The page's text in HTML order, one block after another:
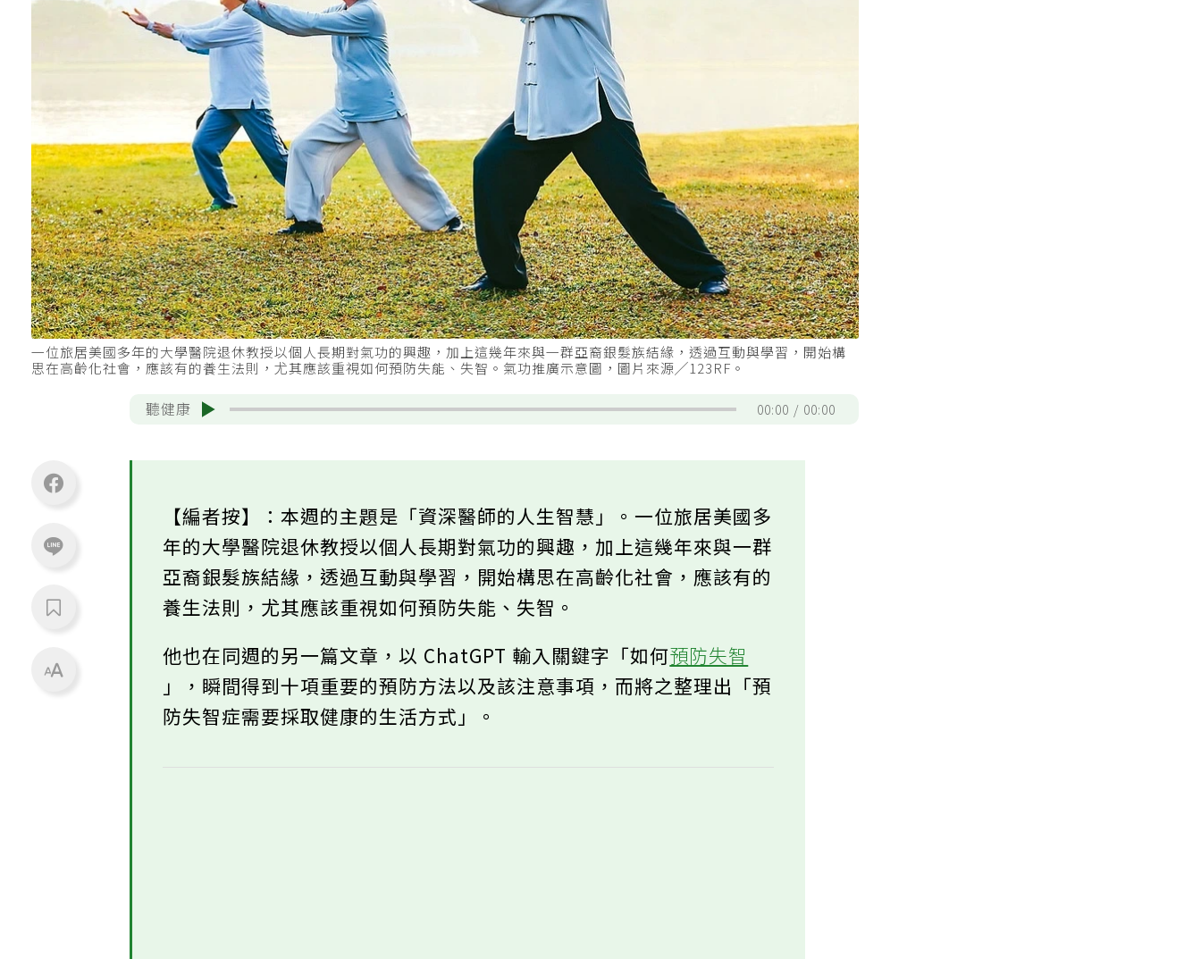
一位旅居美國多年的大學醫院退休教授以個人長期對氣功的興趣，加上這幾年來與一群亞裔銀髮族結緣，透過互動與學習，開始構
思在高齡化社會，應該有的養生法則，尤其應該重視如何預防失能、失智。氣功推廣示意圖，圖片來源╱123RF。
聽健康 00:00 00:00
【編者按】：本週的主題是「資深醫師的人生智慧」。一位旅居美國多
年的大學醫院退休教授以個人長期對氣功的興趣，加上這幾年來與一群
亞裔銀髮族結緣，透過互動與學習，開始構思在高齡化社會，應該有的
養生法則，尤其應該重視如何預防失能、失智。
他也在同週的另一篇文章，以 ChatGPT 輸入關鍵字「如何預防失智
」，瞬間得到十項重要的預防方法以及該注意事項，而將之整理出「預
防失智症需要採取健康的生活方式」。